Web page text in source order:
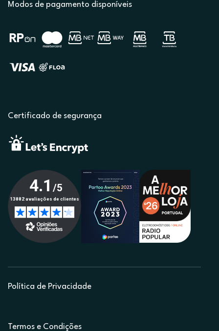
Modos de pagamento disponíveis
Certificado de segurança
Política de Privacidade
Termos e Condições